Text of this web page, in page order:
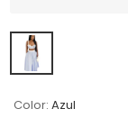
Color: Azul